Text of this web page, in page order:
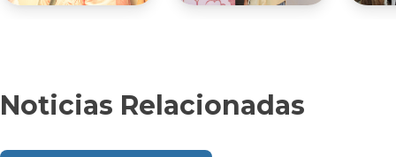
Noticias Relacionadas